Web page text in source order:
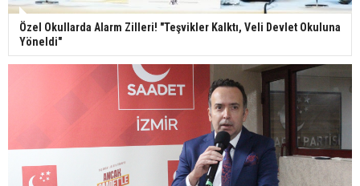
Özel Okullarda Alarm Zilleri! "Teşvikler Kalktı, Veli Devlet Okuluna
Yöneldi"